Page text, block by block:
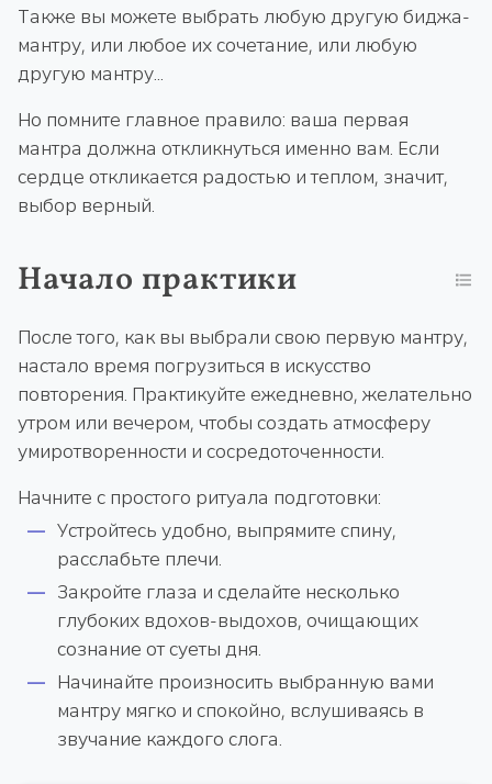
Также вы можете выбрать любую другую биджа-
мантру, или любое их сочетание, или любую
другую мантру...
Но помните главное правило: ваша первая
мантра должна откликнуться именно вам. Если
сердце откликается радостью и теплом, значит,
выбор верный.
Начало практики
После того, как вы выбрали свою первую мантру,
настало время погрузиться в искусство
повторения. Практикуйте ежедневно, желательно
утром или вечером, чтобы создать атмосферу
умиротворенности и сосредоточенности.
Начните с простого ритуала подготовки:
Устройтесь удобно, выпрямите спину,
расслабьте плечи.
Закройте глаза и сделайте несколько
глубоких вдохов-выдохов, очищающих
сознание от суеты дня.
Начинайте произносить выбранную вами
мантру мягко и спокойно, вслушиваясь в
звучание каждого слога.